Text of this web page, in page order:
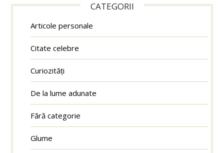
CATEGORII
Articole personale
Citate celebre
Curiozități
De la lume adunate
Fără categorie
Glume